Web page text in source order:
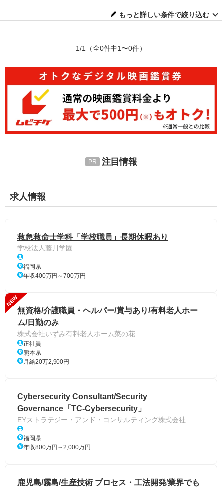
もっと詳しい条件で絞り込む
1/1 （全0件中1〜0件）
注目情報
求人情報
救急救命士学科「学校職員」長期休暇あり
学校法人藤川学園
福岡県
年収400万円～700万円
NEW
無資格/介護職員・ヘルパー/賞与あり/有料老人ホー
ム/日勤のみ
株式会社いずみ有料老人ホーム菜の花
正社員
熊本県
月給20万2,900円
Cybersecurity Consultant/Security
Governance「TC-Cybersecurity」
EYストラテジー・アンド・コンサルティング株式会社
福岡県
年収800万円～2,000万円
鹿児島/霧島/生産技術 プロセス・工法開発/業界でも